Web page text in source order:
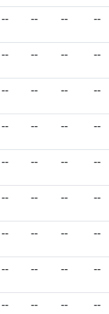
-- -- -- --
-- -- -- --
-- -- -- --
-- -- -- --
-- -- -- --
-- -- -- --
-- -- -- --
-- -- -- --
-- -- -- --